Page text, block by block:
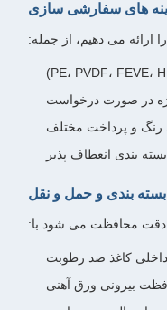
های سفارشی سازی
ارائه می دهیم، از جمله:
در صورت درخواست
رنگ و پرداخت مختلف
بندی انعطاف پذیر
بسته بندی و حمل و نقل
دقت محافظت می شود با:
داخلی کاغذ ضد رطوبت
بیرونی ورق آهنی